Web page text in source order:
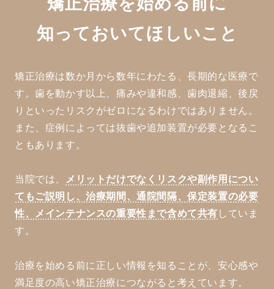
知っておいてほしいこと
矯正治療は数か月から数年にわたる、長期的な医療で
す。歯を動かす以上、痛みや違和感、歯肉退縮、後戻
りといったリスクがゼロになるわけではありません。
また、症例によっては抜歯や追加装置が必要となるこ
ともあります。
当院では、 メリットだけでなくリスクや副作用につい
てもご説明し、治療期間、通院間隔、保定装置の必要
性、メインテナンスの重要性まで含めて共有 していま
す。
治療を始める前に正しい情報を知ることが、安心感や
満足度の高い矯正治療につながると考えています。